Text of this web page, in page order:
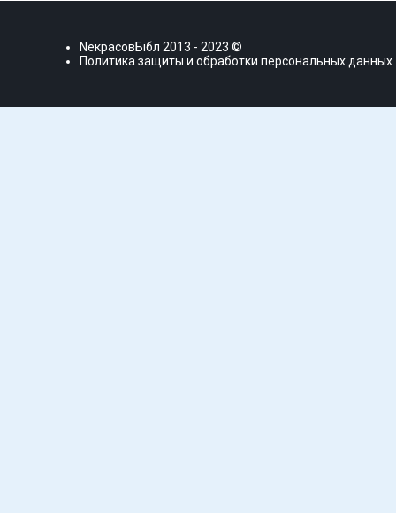
NекрасовБiбл 2013 - 2023 ©
Политика защиты и обработки персональных данных